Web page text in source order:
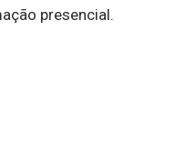
presencial.